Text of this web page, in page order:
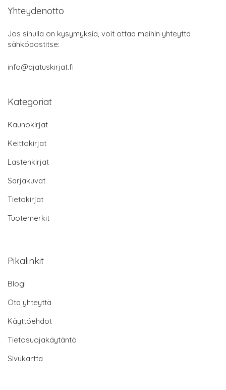
Yhteydenotto
Jos sinulla on kysymyksiä, voit ottaa meihin yhteyttä
sähköpostitse:
info@ajatuskirjat.fi
Kategoriat
Kaunokirjat
Keittokirjat
Lastenkirjat
Sarjakuvat
Tietokirjat
Tuotemerkit
Pikalinkit
Blogi
Ota yhteyttä
Käyttöehdot
Tietosuojakäytäntö
Sivukartta